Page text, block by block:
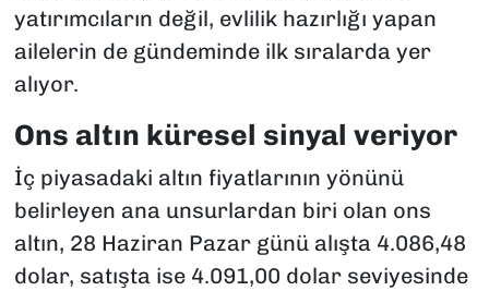
yatırımcıların değil, evlilik hazırlığı yapan
ailelerin de gündeminde ilk sıralarda yer
alıyor.
Ons altın küresel sinyal veriyor
İç piyasadaki altın fiyatlarının yönünü
belirleyen ana unsurlardan biri olan ons
altın, 28 Haziran Pazar günü alışta 4.086,48
dolar, satışta ise 4.091,00 dolar seviyesinde